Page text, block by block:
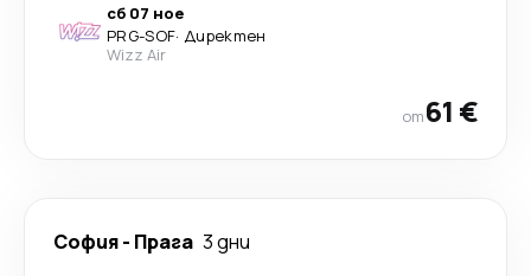
сб 07 ное
PRG-SOF· Директен
Wizz Air
от61 €
София- Прага 3 дни